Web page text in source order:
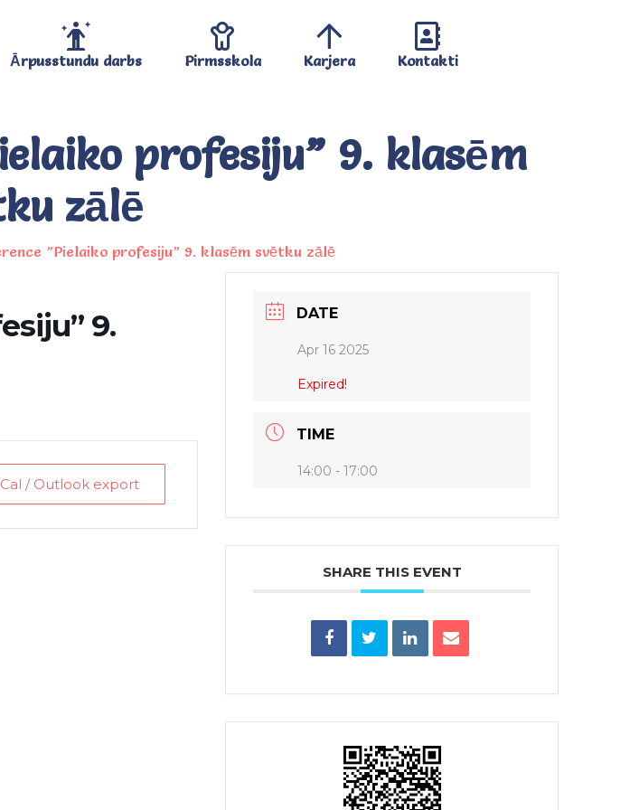
Ārpusstundu darbs Pirmsskola Karjera Kontakti
profesiju” 9. klasēm
zālē
”Pielaiko profesiju” 9. klasēm svētku zālē
9.
/ Outlook export
DATE
Apr 16 2025
Expired!
TIME
14:00 - 17:00
SHARE THIS EVENT